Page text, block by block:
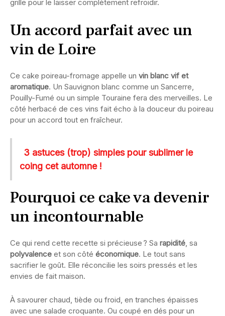
grille pour le laisser complètement refroidir.
Un accord parfait avec un
vin de Loire
Ce cake poireau-fromage appelle un vin blanc vif et
aromatique. Un Sauvignon blanc comme un Sancerre,
Pouilly-Fumé ou un simple Touraine fera des merveilles. Le
côté herbacé de ces vins fait écho à la douceur du poireau
pour un accord tout en fraîcheur.
3 astuces (trop) simples pour sublimer le
coing cet automne !
Pourquoi ce cake va devenir
un incontournable
Ce qui rend cette recette si précieuse ? Sa rapidité , sa
polyvalence et son côté économique. Le tout sans
sacrifier le goût. Elle réconcilie les soirs pressés et les
envies de fait maison.
À savourer chaud, tiède ou froid, en tranches épaisses
avec une salade croquante. Ou coupé en dés pour un